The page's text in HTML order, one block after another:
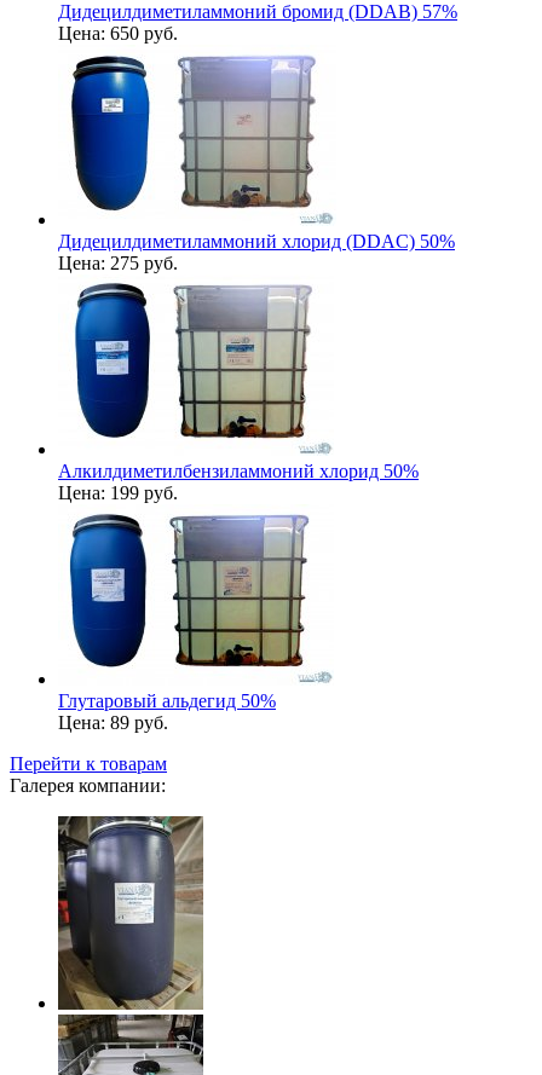
Дидецилдиметиламмоний бромид (DDAB) 57%
Цена: 650 руб.
Дидецилдиметиламмоний хлорид (DDAC) 50%
Цена: 275 руб.
Алкилдиметилбензиламмоний хлорид 50%
Цена: 199 руб.
Глутаровый альдегид 50%
Цена: 89 руб.
Перейти к товарам
Галерея компании: